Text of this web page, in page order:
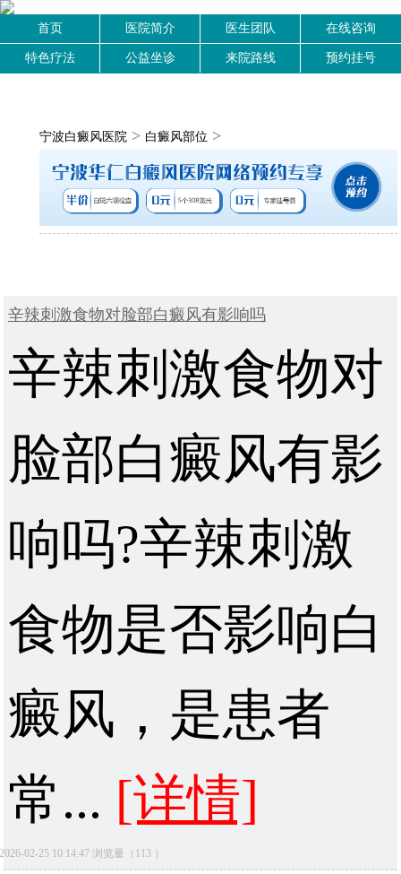
首页 医院简介 医生团队 在线咨询
特色疗法 公益坐诊 来院路线 预约挂号
宁波白癜风医院 > 白癜风部位 >
辛辣刺激食物对脸部白癜风有影响吗
辛辣刺激食物对
脸部白癜风有影
响吗?辛辣刺激
食物是否影响白
癜风，是患者
常... [详情]
02-25 10:14:47 浏览量（113 ）